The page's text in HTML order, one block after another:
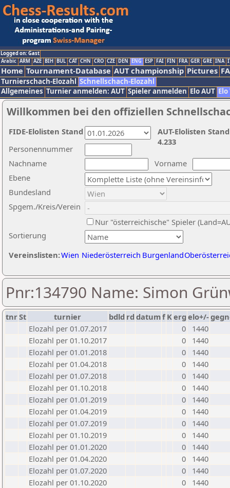
Logged on: Gast
Arabic ARM AZE BIH BUL CAT CHN CRO CZE DEN ENG ESP FAI FIN FRA GER GRE INA
Home Tournament-Database AUT championship Pictures
Turnierschach-Elozahl Schnellschach-Elozahl
Allgemeines Turnier anmelden: AUT Spieler anmelden Elo AUT
Willkommen bei den offiziellen
Nachname
Vorname
Ebene
Sortierung
Personennummer
Bundesland
Spgem./Kreis/Verein
Nur "österreichische" Spieler
Vereinslisten:Wien Niederösterreich Burgenland
AUT-Elolisten
4.233
FIDE-Elolisten Stand
Pnr:134790 Name: Simon
tnrSt turnier bdld rd datumf Kerg elo+/-
Elozahl per 01.07.2017
0
1440
Elozahl per 01.10.2017
0
1440
Elozahl per 01.01.2018
0
1440
Elozahl per 01.04.2018
0
1440
Elozahl per 01.07.2018
0
1440
Elozahl per 01.10.2018
0
1440
Elozahl per 01.01.2019
0
1440
Elozahl per 01.04.2019
0
1440
Elozahl per 01.07.2019
0
1440
Elozahl per 01.10.2019
0
1440
Elozahl per 01.01.2020
0
1440
Elozahl per 01.04.2020
0
1440
Elozahl per 01.07.2020
0
1440
Elozahl per 01.10.2020
0
1440